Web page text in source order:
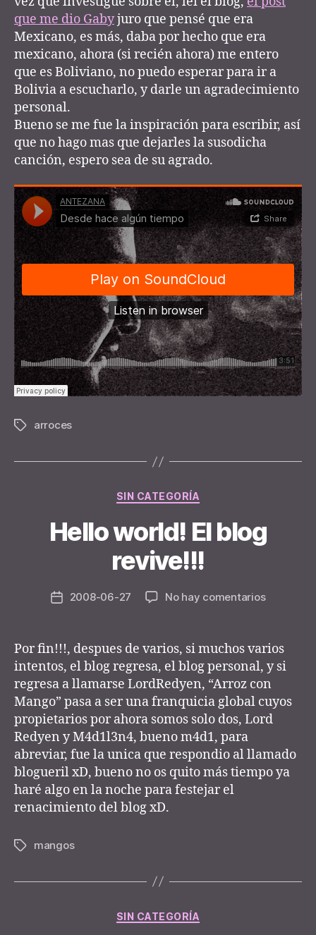
que me dio Gabyjuro que pensé que era
Mexicano, es más, daba por hecho que era
mexicano, ahora (si recién ahora) me entero
que es Boliviano, no puedo esperar para ir a
Bolivia a escucharlo, y darle un agradecimiento
personal.
Bueno se me fue la inspiración para escribir, así
que no hago mas que dejarles la susodicha
canción, espero sea de su agrado.
Tagsarroces
Categories
SIN CATEGORÍA
Hello world! El blog
revive!!!
Post
author
B
y
n
y
r
Post2008-06-27 No hay comentariosen
El
blog
revive!!!
Por fin!!!, despues de varios, si muchos varios
intentos, el blog regresa, el blog personal, y si
regresa a llamarse LordRedyen, “Arroz con
Mango” pasa a ser una franquicia global cuyos
propietarios por ahora somos solo dos, Lord
Redyen y M4d1l3n4, bueno m4d1, para
abreviar, fue la unica que respondio al llamado
blogueril xD, bueno no os quito más tiempo ya
haré algo en la noche para festejar el
renacimiento del blog xD.
Tagsmangos
Categories
SIN CATEGORÍA